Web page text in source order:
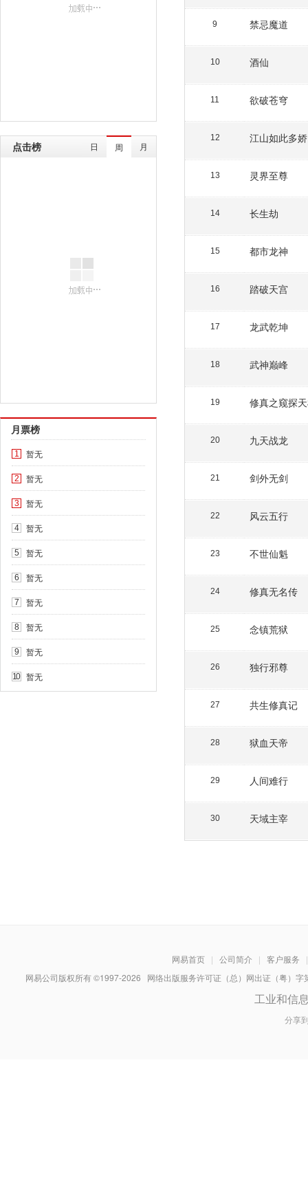
点击榜 日 周 月
月票榜
1 暂无
2 暂无
3 暂无
4 暂无
5 暂无
6 暂无
7 暂无
8 暂无
9 暂无
10 暂无
9 禁忌魔道
10 酒仙
11 欲破苍穹
12 江山如此多娇
13 灵界至尊
14 长生劫
15 都市龙神
16 踏破天宫
17 龙武乾坤
18 武神巅峰
19 修真之窥探
20 九天战龙
21 剑外无剑
22 风云五行
23 不世仙魁
24 修真无名传
25 念镇荒狱
26 独行邪尊
27 共生修真记
28 狱血天帝
29 人间难行
30 天域主宰
网易首页 | 公司简介 | 客户服务
|
网易公司版权所有 ©1997-2026 网络出版服务许可证（总）网出证（粤）
工业和信
分享